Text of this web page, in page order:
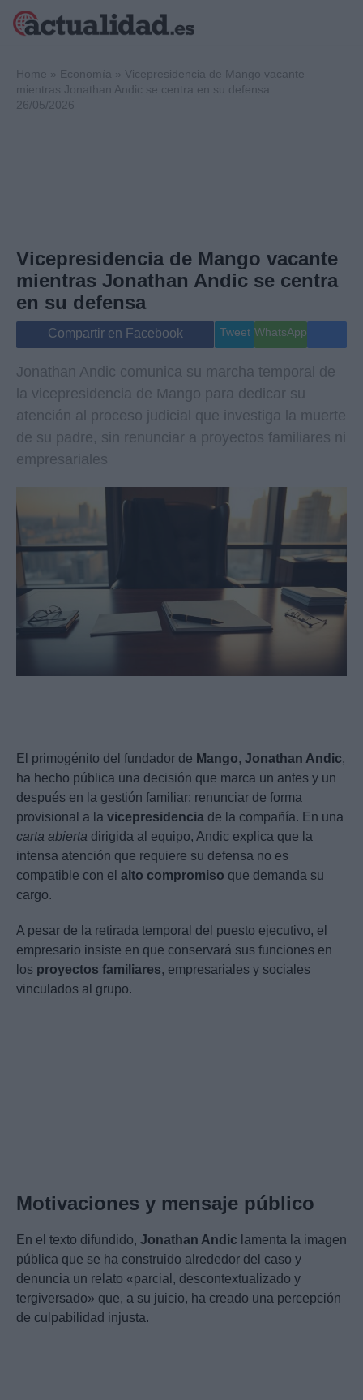
Internacional
Viajes
Gente
Musica
Home » Economía » Vicepresidencia de Mango vacante
mientras Jonathan Andic se centra en su defensa
26/05/2026
Vicepresidencia de Mango vacante
mientras Jonathan Andic se centra
en su defensa
Compartir en Facebook Tweet WhatsApp
Jonathan Andic comunica su marcha temporal de
la vicepresidencia de Mango para dedicar su
atención al proceso judicial que investiga la muerte
de su padre, sin renunciar a proyectos familiares ni
empresariales
El primogénito del fundador de Mango, Jonathan Andic,
ha hecho pública una decisión que marca un antes y un
después en la gestión familiar: renunciar de forma
provisional a la vicepresidencia de la compañía. En una
carta abierta dirigida al equipo, Andic explica que la
intensa atención que requiere su defensa no es
compatible con el alto compromiso que demanda su
cargo.
A pesar de la retirada temporal del puesto ejecutivo, el
empresario insiste en que conservará sus funciones en
los proyectos familiares, empresariales y sociales
vinculados al grupo.
Motivaciones y mensaje público
En el texto difundido, Jonathan Andic lamenta la imagen
pública que se ha construido alrededor del caso y
denuncia un relato «parcial, descontextualizado y
tergiversado» que, a su juicio, ha creado una percepción
de culpabilidad injusta.